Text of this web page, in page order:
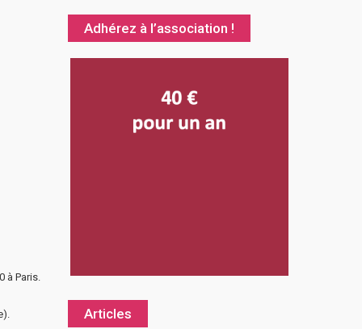
à Paris.
Adhérez à l’association !
Articles